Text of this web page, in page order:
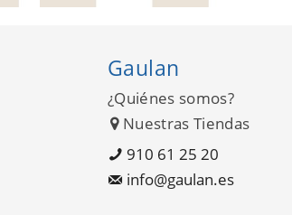
Gaulan
¿Quiénes somos?
Nuestras Tiendas
910 61 25 20
info@gaulan.es